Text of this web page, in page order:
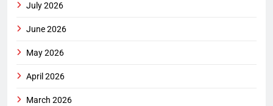
July 2026
June 2026
May 2026
April 2026
March 2026